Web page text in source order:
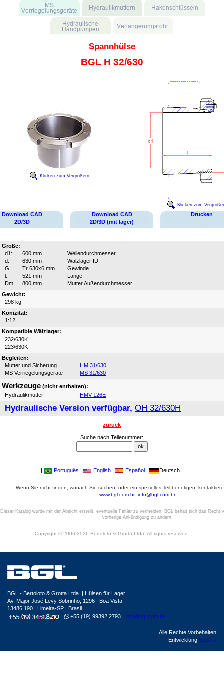
Spannhülse
BGL H 32/630
Klicken zum Vergrößern
Klicken zum
Download CAD
2D/3D
Download CAD
2D/3D (mit lager)
Drucken
Größe:
d1:
600 mm
Wellendurchmesser
d:
630 mm
Wälzlager ID
G:
Tr 630x6 mm
Gewinde
l:
521 mm
Länge
Dm:
800 mm
Mutter Außendurchmesser
Gewicht:
298 kg
Konizität:
1:12
Kompatible Wälzlager:
232/630K
223/630K
Begleiten:
Mutter und Sicherung
HM 31/630
MS Verriegelungsgeräte
MS 31/630
Werkzeuge (nicht enthalten):
Hydraulikmutter
HMV 126E
Hydraulische Version verfügbar, OH 32/630H
zurück
Suche nach Teilenummer:
| Português | English | Español | Deutsch |
Wenn Sie nicht finden, wonach Sie suchen, oder ein spezielles Teil benötigen,
www.bgl.com.br info@bgl.com.br
Dieser Katalog wurde mit der Absicht erstellt, eventuelle Fehler zu vermeiden. BGL behält sich das Recht
vorherige Ankündigung zu ändern.
Copyright © 2006-2026 Bertoloto & Grotta Ltda. All rights reserved.
BGL - Bertoloto & Grotta Ltda. | Hülsen für Lager.
Av. Major José Levy Sobrinho, 1296 | Boa Vista
13486.190 | Limeira-SP | Brasil
|
+55 (19) 99392.2793 | info@bgl.com.br
Alle Rechte Vorbehalten
Entwicklung Sphera